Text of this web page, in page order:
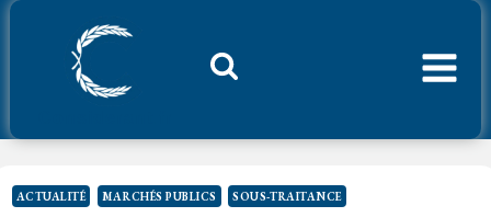
Aller
ACTUALITÉ MARCHÉS PUBLICS SOUS-TRAITANCE